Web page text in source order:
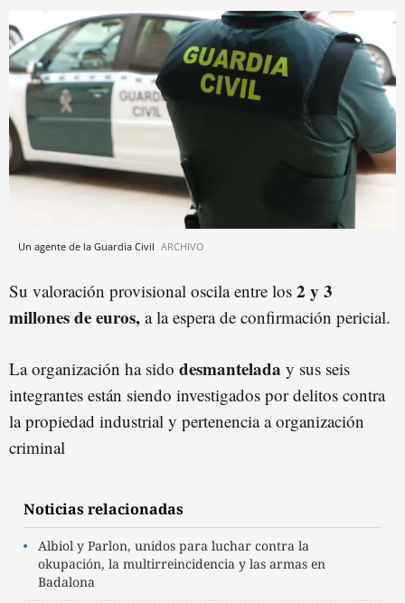
Un agente de la Guardia Civil ARCHIVO
Su valoración provisional oscila entre los 2 y 3
millones de euros, a la espera de confirmación pericial.
La organización ha sido desmantelada y sus seis
integrantes están siendo investigados por delitos contra
la propiedad industrial y pertenencia a organización
criminal
Noticias relacionadas
Albiol y Parlon, unidos para luchar contra la
okupación, la multirreincidencia y las armas en
Badalona